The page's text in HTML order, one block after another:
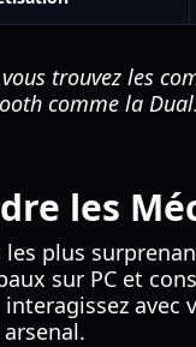
trouvez les
comme la
les
les plus
sur PC et